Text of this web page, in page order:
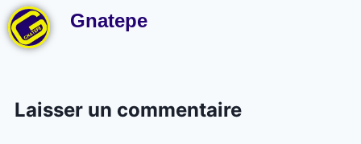
Gnatepe
Laisser un commentaire